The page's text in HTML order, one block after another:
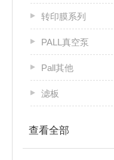
转印膜系列
PALL真空泵
Pall其他
滤板
查看全部